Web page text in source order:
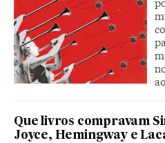
Que livros compravam
Joyce, Hemingway e